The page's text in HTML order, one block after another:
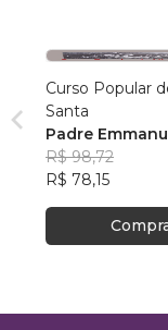
Curso Popular
Santa
Padre
Barbier
R$ 98,72
R$ 78,15